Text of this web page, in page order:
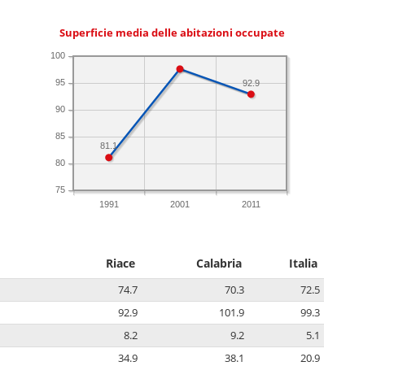
Superficie media delle abitazioni occupate
1991 2001 2011
75
80
85
90
95
100
92.9
81.1
Riace Calabria Italia
74.7 70.3
72.5
92.9 101.9
99.3
8.2 9.2
5.1
34.9 38.1
20.9